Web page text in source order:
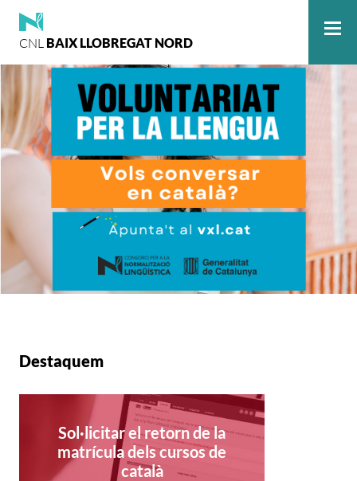
CNL BAIX LLOBREGAT NORD
Destaquem
Sol·licitar el retorn de la
matrícula dels cursos de
català